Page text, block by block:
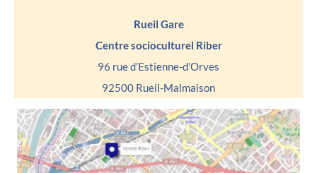
Rueil Gare
Centre socioculturel Riber
96 rue d’Estienne-d’Orves
92500 Rueil-Malmaison